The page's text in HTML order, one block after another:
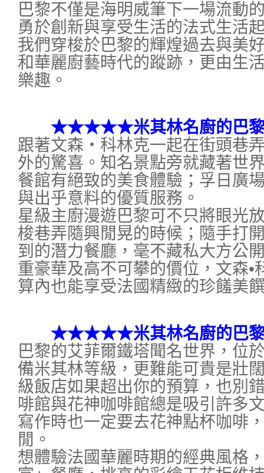
巴黎不僅是海明威筆下一場流動
勇於創新與享受生活的法式生活
我們穿梭於巴黎的輝煌過去與美
和華麗廚藝時代的蹤跡，更由生
樂趣。
★★★★★米其林名廚的巴
跟著文森‧科林克一起在街頭巷
外的驚喜。知名景點旁就藏著世
餐館有絕致的美食體驗；孚日廣
與出乎意料的優質服務。
星級主廚漫遊巴黎可不只將眼光
梭巷弄隨興閒晃的時候；隨手打
到的潛力餐廳，毫不藏私大方公
重豪華及高不可攀的價位，文森•
算內也能享受法國精緻的珍饈美
★★★★★米其林名廚的巴
巴黎的艾菲爾鐵塔聞名世界，位
備米其林等級，更難能可貴是壯
級飯店如果超出你的預算，也別
啡館與花神咖啡館總是吸引許多
寫作時也一定要去花神點杯咖啡
閒。
想體驗法國華麗時期的經典風格